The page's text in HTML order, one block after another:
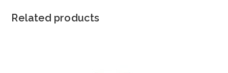
Related products